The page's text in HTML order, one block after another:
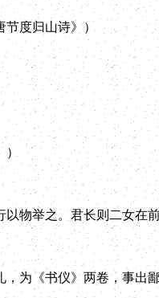
度归山诗》）
举之。君长则二女在前
《书仪》两卷，事出